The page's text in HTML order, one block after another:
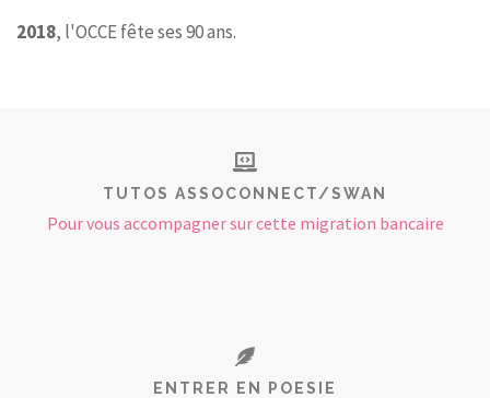
2018, l'OCCE fête ses 90 ans.
TUTOS ASSOCONNECT/SWAN
Pour vous accompagner sur cette migration bancaire
ENTRER EN POESIE